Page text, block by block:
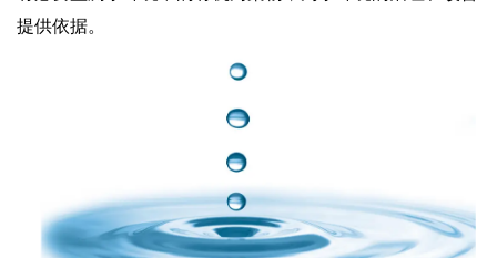
提供依据。